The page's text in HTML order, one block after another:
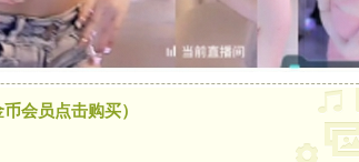
会员点击购买）